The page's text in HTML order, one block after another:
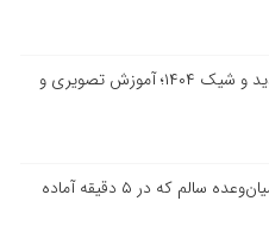
۱۰ مدل دسر یلدایی جدید و شیک ۱۴۰۴؛ آموزش تصویری و
دسر ماست و انار؛ یک میان‌وعده سالم که در ۵ دقیقه آماده